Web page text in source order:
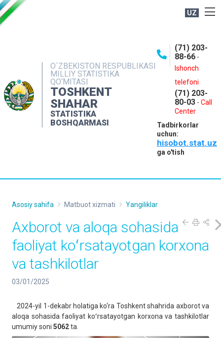
UZ
O`ZBEKISTON RESPUBLIKASI
MILLIY STATISTIKA
QO‘MITASI
TOSHKENT
SHAHAR
STATISTIKA
BOSHQARMASI
(71) 203-
88-66 -
Ishonch
telefoni
(71) 203-
80-03 - Call
Center
Tadbirkorlar
uchun:
hisobot.stat.uz
ga o'tish
NASHRLAR
INTERAKTIV XIZMATLAR
MATBUOT XIZMATI
MUROJAATLAR
Asosiy sahifa Matbuot xizmati Yangiliklar
Axborot va aloqa sohasida
faoliyat koʻrsatayotgan korxona
va tashkilotlar
03/01/2025
2024-yil 1-dekabr holatiga ko‘ra Toshkent shahrida axborot va
aloqa sohasida faoliyat koʻrsatayotgan korxona va tashkilotlar
umumiy soni 5062ta.